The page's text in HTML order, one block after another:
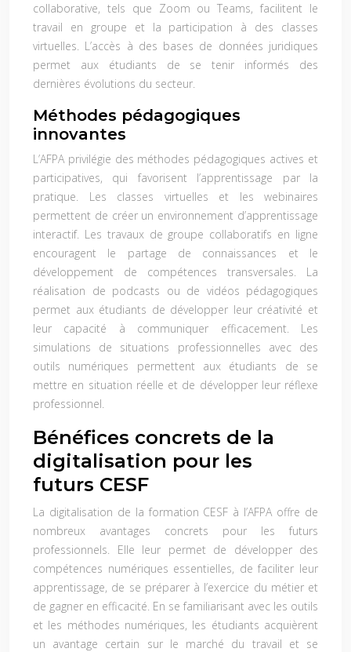
collaborative, tels que Zoom ou Teams, facilitent le
travail en groupe et la participation à des classes
virtuelles. L’accès à des bases de données juridiques
permet aux étudiants de se tenir informés des
dernières évolutions du secteur.
Méthodes pédagogiques
innovantes
L’AFPA privilégie des méthodes pédagogiques actives et
participatives, qui favorisent l’apprentissage par la
pratique. Les classes virtuelles et les webinaires
permettent de créer un environnement d’apprentissage
interactif. Les travaux de groupe collaboratifs en ligne
encouragent le partage de connaissances et le
développement de compétences transversales. La
réalisation de podcasts ou de vidéos pédagogiques
permet aux étudiants de développer leur créativité et
leur capacité à communiquer efficacement. Les
simulations de situations professionnelles avec des
outils numériques permettent aux étudiants de se
mettre en situation réelle et de développer leur réflexe
professionnel.
Bénéfices concrets de la
digitalisation pour les
futurs CESF
La digitalisation de la formation CESF à l’AFPA offre de
nombreux avantages concrets pour les futurs
professionnels. Elle leur permet de développer des
compétences numériques essentielles, de faciliter leur
apprentissage, de se préparer à l’exercice du métier et
de gagner en efficacité. En se familiarisant avec les outils
et les méthodes numériques, les étudiants acquièrent
un avantage certain sur le marché du travail et se